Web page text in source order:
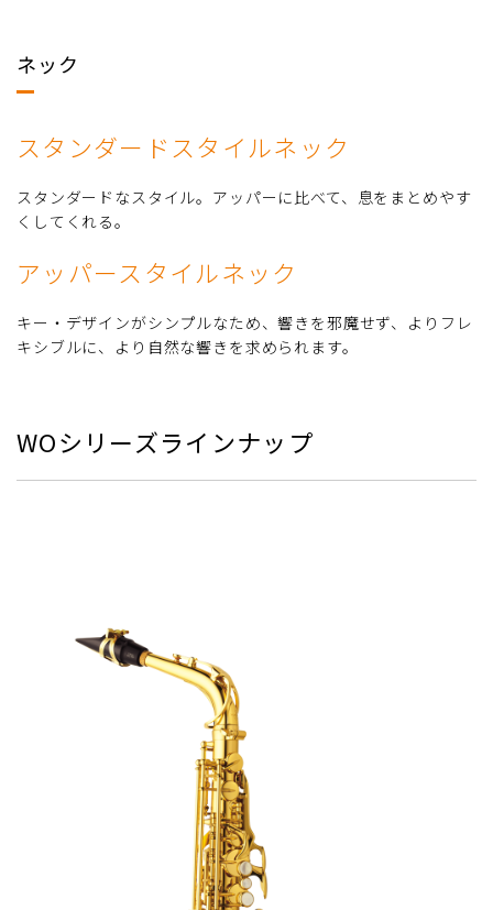
ネック
スタンダードスタイルネック
スタンダードなスタイル。アッパーに比べて、息をまとめやす
くしてくれる。
アッパースタイルネック
キー・デザインがシンプルなため、響きを邪魔せず、よりフレ
キシブルに、より自然な響きを求められます。
WOシリーズラインナップ